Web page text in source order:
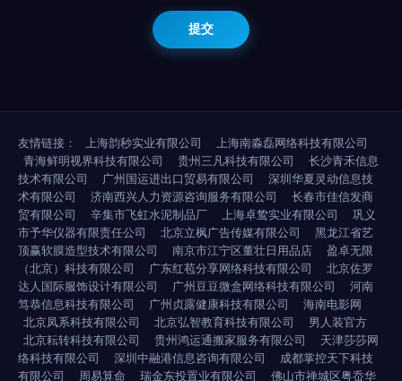
友情链接： 上海韵秒实业有限公司
上海南淼磊网络科技有限公司
青海鲜明视界科技有限公司
贵州三凡科技有限公司
长沙青禾信息
技术有限公司
广州国运进出口贸易有限公司
深圳华夏灵动信息技
术有限公司
济南西兴人力资源咨询服务有限公司
长春市佳信发商
贸有限公司
辛集市飞虹水泥制品厂 上海卓鸷实业有限公司
巩义
市予华仪器有限责任公司
北京立枫广告传媒有限公司
黑龙江省艺
顶赢软膜造型技术有限公司
南京市江宁区董壮日用品店
盈卓无限
（北京）科技有限公司
广东红苞分享网络科技有限公司
北京佐罗
达人国际服饰设计有限公司
广州豆豆微盒网络科技有限公司
河南
笃恭信息科技有限公司
广州贞露健康科技有限公司
海南电影网
北京凤系科技有限公司
北京弘智教育科技有限公司
男人装官方
北京耘转科技有限公司
贵州鸿运通搬家服务有限公司
天津莎莎网
络科技有限公司
深圳中融港信息咨询有限公司
成都掌控天下科技
有限公司
周易算命 瑞金东投置业有限公司 佛山市禅城区粤岙华